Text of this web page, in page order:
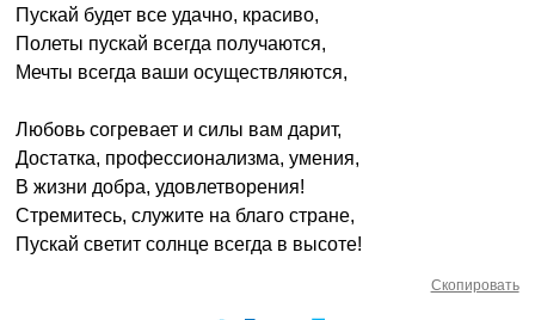
Пускай будет все удачно, красиво,
Полеты пускай всегда получаются,
Мечты всегда ваши осуществляются,
Любовь согревает и силы вам дарит,
Достатка, профессионализма, умения,
В жизни добра, удовлетворения!
Стремитесь, служите на благо стране,
Пускай светит солнце всегда в высоте!
Скопировать